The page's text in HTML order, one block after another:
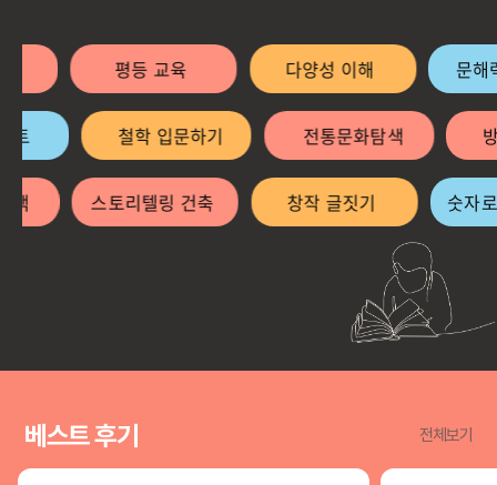
평등 교육 다양성 이해 문해
전통문화탐색
철학 입문하기
슨트
스토리텔링 건축 창작 글짓기 숫자로
베스트 후기 전체보기